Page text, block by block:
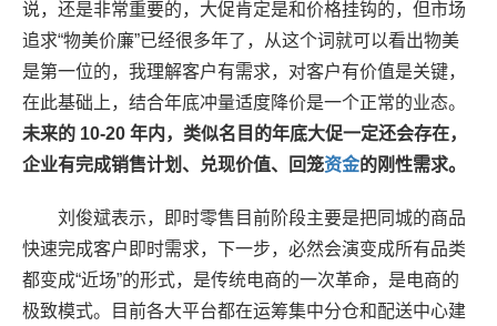
说，还是非常重要的，大促肯定是和价格挂钩的，但市场
追求“物美价廉”已经很多年了，从这个词就可以看出物美
是第一位的，我理解客户有需求，对客户有价值是关键，
在此基础上，结合年底冲量适度降价是一个正常的业态。
未来的 10-20 年内，类似名目的年底大促一定还会存在，
企业有完成销售计划、兑现价值、回笼资金的刚性需求。
刘俊斌表示，即时零售目前阶段主要是把同城的商品
快速完成客户即时需求，下一步，必然会演变成所有品类
都变成“近场”的形式，是传统电商的一次革命，是电商的
极致模式。目前各大平台都在运筹集中分仓和配送中心建